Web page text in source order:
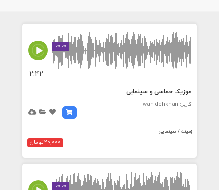
00:00
2:42
موزیک حماسی و سینمایی
کاربر: wahidehkhan
زمینه / سینمایی
20,000 تومان
00:00